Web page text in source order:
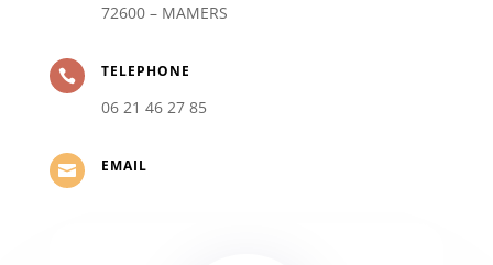
72600 – MAMERS
 TELEPHONE
06 21 46 27 85
 EMAIL